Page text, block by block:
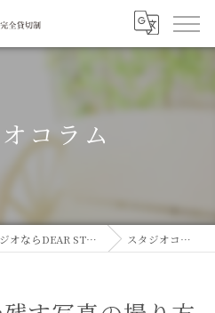
コラム
愛知県名古屋市のフォトスタジオならDEAR STUDIO スタジオコラム